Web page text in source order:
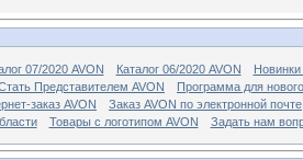
07/2020 AVON Каталог 06/2020 AVON
Новинки
Представителем AVON
Программа для
заказ AVON
Заказ AVON по электронной почте
Товары с логотипом AVON Задать нам